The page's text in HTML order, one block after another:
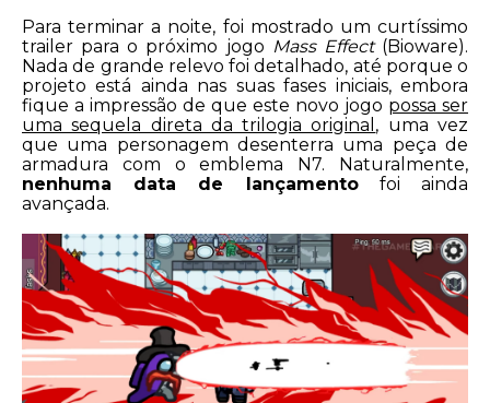
Para terminar a noite, foi mostrado um curtíssimo
trailer para o próximo jogo Mass Effect(Bioware).
Nada de grande relevo foi detalhado, até porque o
projeto está ainda nas suas fases iniciais, embora
fique a impressão de que este novo jogo possa ser
uma sequela direta da trilogia original , uma vez
que uma personagem desenterra uma peça de
armadura com o emblema N7. Naturalmente,
nenhuma data de lançamentofoi ainda
avançada.